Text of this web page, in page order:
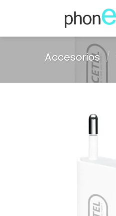
content
Accesorios /